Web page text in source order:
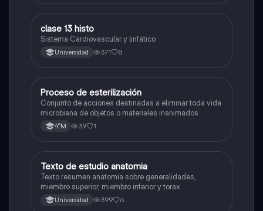
Otros
clase 13 histo
Sistema Cardiovascular y linfático
Universidad 371 8
Otros
Proceso de esterilización
Conjunto de acciones destinadas a eliminar toda vida
microbiana de objetos o materiales inanimados
4°M 39 1
Otros
Texto de estudio anatomia
Texto resumen anatomia sobre generalidades,
miembro superior, miembro inferior y torax
Universidad 399 6